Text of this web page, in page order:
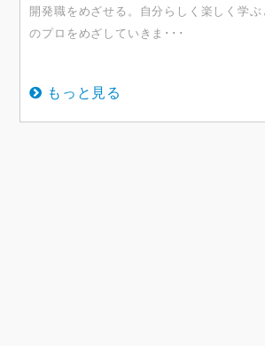
開発職をめざせる。⾃分らしく楽しく学
のプロをめざしていきま･･･
もっと見る